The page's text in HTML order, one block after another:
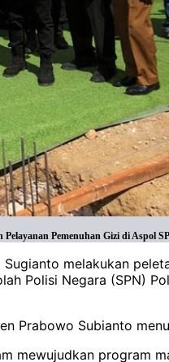
Pemenuhan Gizi di Aspol
melakukan
Polisi Negara (SPN)
Prabowo Subianto
mewujudkan program